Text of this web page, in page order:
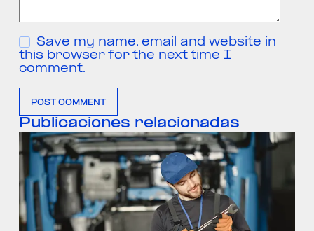
Save my name, email and website in
this browser for the next time I
comment.
POST COMMENT
Publicaciones relacionadas